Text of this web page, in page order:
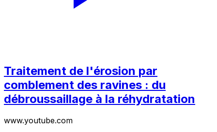
Traitement de l'érosion par
comblement des ravines : du
débroussaillage à la réhydratation
www.youtube.com